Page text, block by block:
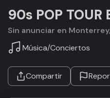
90s POP TOUR
Sin anunciar en
Música/Conciertos
Compartir